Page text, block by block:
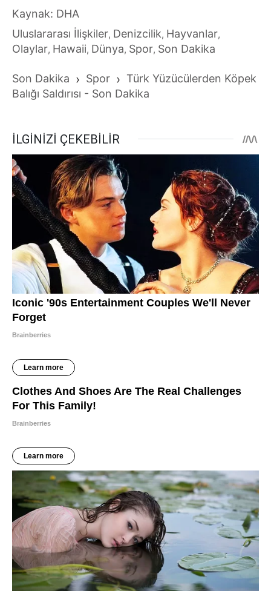
Kaynak: DHA
Uluslararası İlişkiler, Denizcilik, Hayvanlar,
Olaylar, Hawaii, Dünya, Spor, Son Dakika
Son Dakika › Spor › Türk Yüzücülerden Köpek
Balığı Saldırısı - Son Dakika